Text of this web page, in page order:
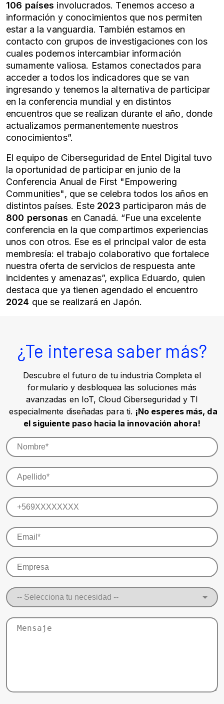
106 países involucrados. Tenemos acceso a
información y conocimientos que nos permiten
estar a la vanguardia. También estamos en
contacto con grupos de investigaciones con los
cuales podemos intercambiar información
sumamente valiosa. Estamos conectados para
acceder a todos los indicadores que se van
ingresando y tenemos la alternativa de participar
en la conferencia mundial y en distintos
encuentros que se realizan durante el año, donde
actualizamos permanentemente nuestros
conocimientos”.
El equipo de Ciberseguridad de Entel Digital tuvo
la oportunidad de participar en junio de la
Conferencia Anual de First "Empowering
Communities", que se celebra todos los años en
distintos países. Este 2023 participaron más de
800 personas en Canadá. “Fue una excelente
conferencia en la que compartimos experiencias
unos con otros. Ese es el principal valor de esta
membresía: el trabajo colaborativo que fortalece
nuestra oferta de servicios de respuesta ante
incidentes y amenazas”, explica Eduardo, quien
destaca que ya tienen agendado el encuentro
2024 que se realizará en Japón.
¿Te interesa saber más?
Descubre el futuro de tu industria Completa el
formulario y desbloquea las soluciones más
avanzadas en IoT, Cloud Ciberseguridad y TI
especialmente diseñadas para ti. ¡No esperes más, da
el siguiente paso hacia la innovación ahora!